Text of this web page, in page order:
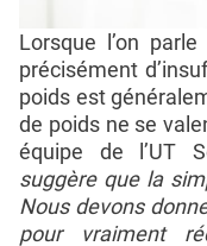
Lorsque l’on
précisément
poids est
de poids ne se
équipe de l’UT
suggère que la
Nous devons
pour vraiment